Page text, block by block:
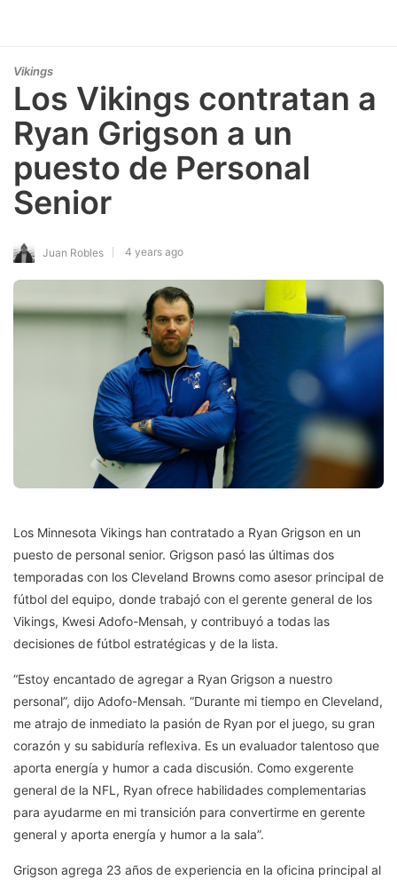
Vikings
Los Vikings contratan a
Ryan Grigson a un
puesto de Personal
Senior
Juan Robles 4 years ago
Los Minnesota Vikings han contratado a Ryan Grigson en un
puesto de personal senior. Grigson pasó las últimas dos
temporadas con los Cleveland Browns como asesor principal de
fútbol del equipo, donde trabajó con el gerente general de los
Vikings, Kwesi Adofo-Mensah, y contribuyó a todas las
decisiones de fútbol estratégicas y de la lista.
“Estoy encantado de agregar a Ryan Grigson a nuestro
personal”, dijo Adofo-Mensah. “Durante mi tiempo en Cleveland,
me atrajo de inmediato la pasión de Ryan por el juego, su gran
corazón y su sabiduría reflexiva. Es un evaluador talentoso que
aporta energía y humor a cada discusión. Como exgerente
general de la NFL, Ryan ofrece habilidades complementarias
para ayudarme en mi transición para convertirme en gerente
general y aporta energía y humor a la sala”.
Grigson agrega 23 años de experiencia en la oficina principal al